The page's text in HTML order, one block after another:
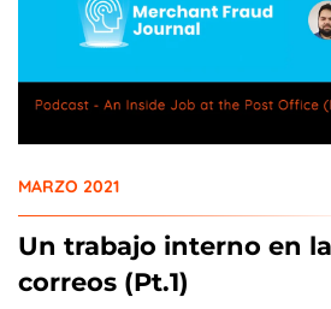
MARZO 2021
Un trabajo interno en
correos (Pt.1)